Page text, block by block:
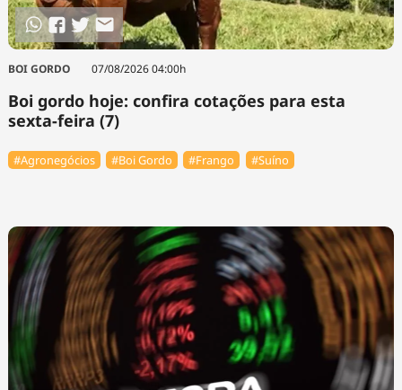
BOI GORDO 07/08/2026 04:00h
Boi gordo hoje: confira cotações para esta
sexta-feira (7)
#Agronegócios #Boi Gordo #Frango #Suíno